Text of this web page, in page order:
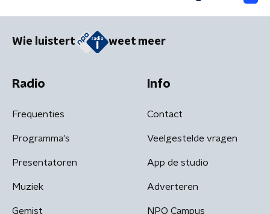
Wie luistert weet meer
Radio
Frequenties
Programma's
Presentatoren
Muziek
Gemist
Info
Contact
Veelgestelde vragen
App de studio
Adverteren
NPO Campus